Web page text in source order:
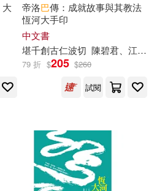
字畝文化(5)
帝洛巴傳：成就故事與其教法
恆河大手印
中文書
堪千創古仁波切 陳碧君、江翰雯
79 折 $205 $260
試閱